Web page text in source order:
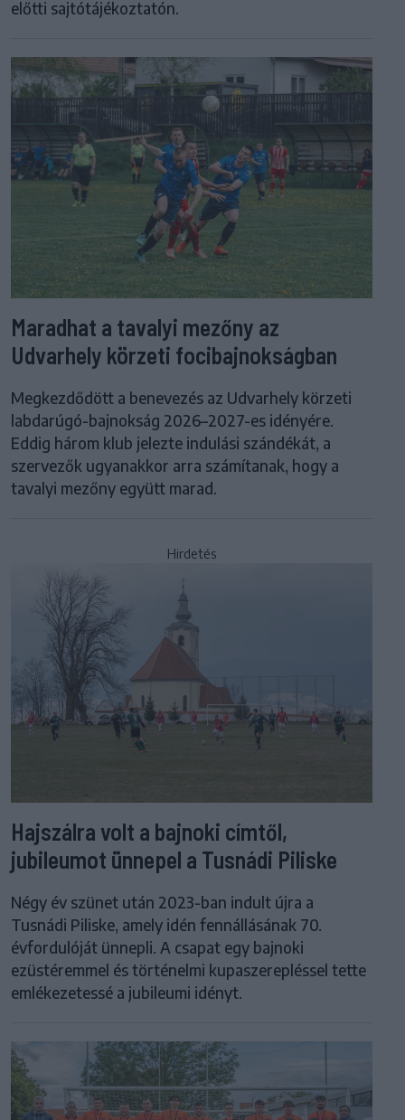
előtti sajtótájékoztatón.
Maradhat a tavalyi mezőny az
Udvarhely körzeti focibajnokságban
Megkezdődött a benevezés az Udvarhely körzeti
labdarúgó-bajnokság 2026–2027-es idényére.
Eddig három klub jelezte indulási szándékát, a
szervezők ugyanakkor arra számítanak, hogy a
tavalyi mezőny együtt marad.
Hirdetés
Hajszálra volt a bajnoki címtől,
jubileumot ünnepel a Tusnádi Piliske
Négy év szünet után 2023-ban indult újra a
Tusnádi Piliske, amely idén fennállásának 70.
évfordulóját ünnepli. A csapat egy bajnoki
ezüstéremmel és történelmi kupaszerepléssel tette
emlékezetessé a jubileumi idényt.